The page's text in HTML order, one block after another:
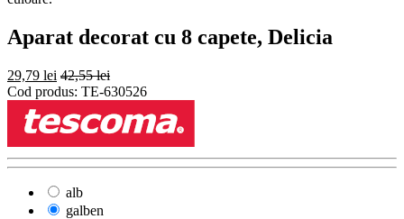
Aparat decorat cu 8 capete, Delicia
29,79 lei 42,55 lei
Cod produs: TE-630526
alb
galben